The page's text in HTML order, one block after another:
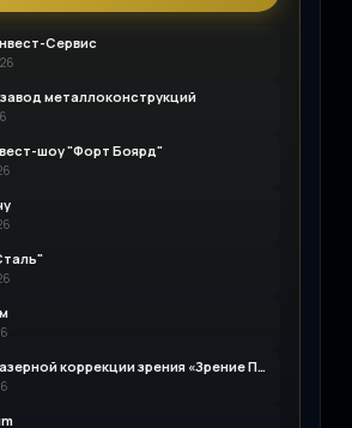
Сервис
металлоконструкций
шоу "Форт Боярд"
Клиника лазерной коррекции зрения «Зрение Пенза»